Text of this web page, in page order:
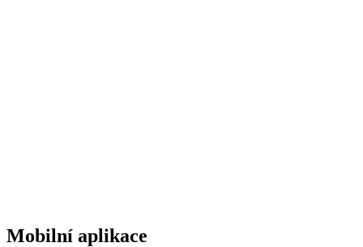
Mobilní aplikace